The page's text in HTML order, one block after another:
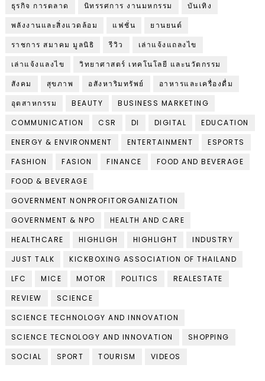
ธุรกิจ การตลาด
นิทรรศการ งานมหกรรม
บันเทิง
พลังงานและสิ่งแวดล้อม
แฟชั่น
ยานยนต์
ราชการ สมาคม มูลนิธิ
รีวิว
เล่าแจ้งแถลงไข
เล่าแจ้งแลงไข
วิทยาศาสตร์ เทคโนโลยี และนวัตกรรม
สังคม
สุขภาพ อสังหาริมทรัพย์
อาหารและเครื่องดื่ม
อุตสาหกรรม
BEAUTY
BUSINESS MARKETING
COMMUNICATION
CSR DI DIGITAL
EDUCATION
ENERGY & ENVIRONMENT
ENTERTAINMENT
ESPORTS
FASHION
FASION FINANCE
FOOD AND BEVERAGE
FOOD & BEVERAGE
GOVERNMENT NONPROFITORGANIZATION
GOVERNMENT & NPO
HEALTH AND CARE
HEALTHCARE
HIGHLIGH HIGHLIGHT
INDUSTRY
JUST TALK
KICKBOXING ASSOCIATION OF THAILAND
LFC
MICE MOTOR POLITICS
REALESTATE
REVIEW
SCIENCE
SCIENCE TECHNOLOGY AND INNOVATION
SCIENCE TECNOLOGY AND INNOVATION
SHOPPING
SOCIAL
SPORT TOURISM VIDEOS